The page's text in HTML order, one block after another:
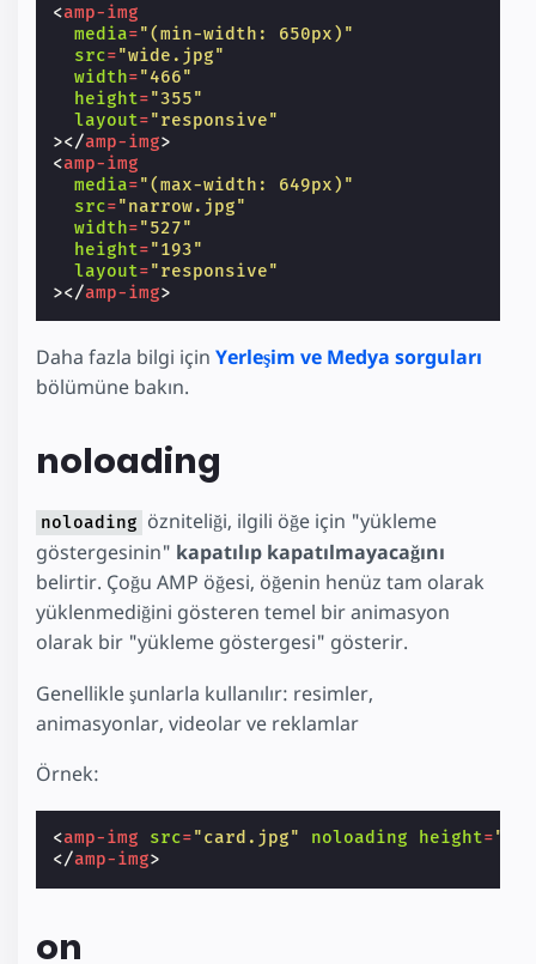
<amp-img
media="(min-width: 650px)"
src="wide.jpg"
width="466"
height="355"
layout="responsive"
></amp-img>
<amp-img
media="(max-width: 649px)"
src="narrow.jpg"
width="527"
height="193"
layout="responsive"
></amp-img>
Daha fazla bilgi için Yerleşim ve Medya sorguları
bölümüne bakın.
noloading
noloading özniteliği, ilgili öğe için "yükleme
göstergesinin" kapatılıp kapatılmayacağını
belirtir. Çoğu AMP öğesi, öğenin henüz tam olarak
yüklenmediğini gösteren temel bir animasyon
olarak bir "yükleme göstergesi" gösterir.
Genellikle şunlarla kullanılır: resimler,
animasyonlar, videolar ve reklamlar
Örnek:
<amp-img src="card.jpg" noloading height=
</amp-img>
on